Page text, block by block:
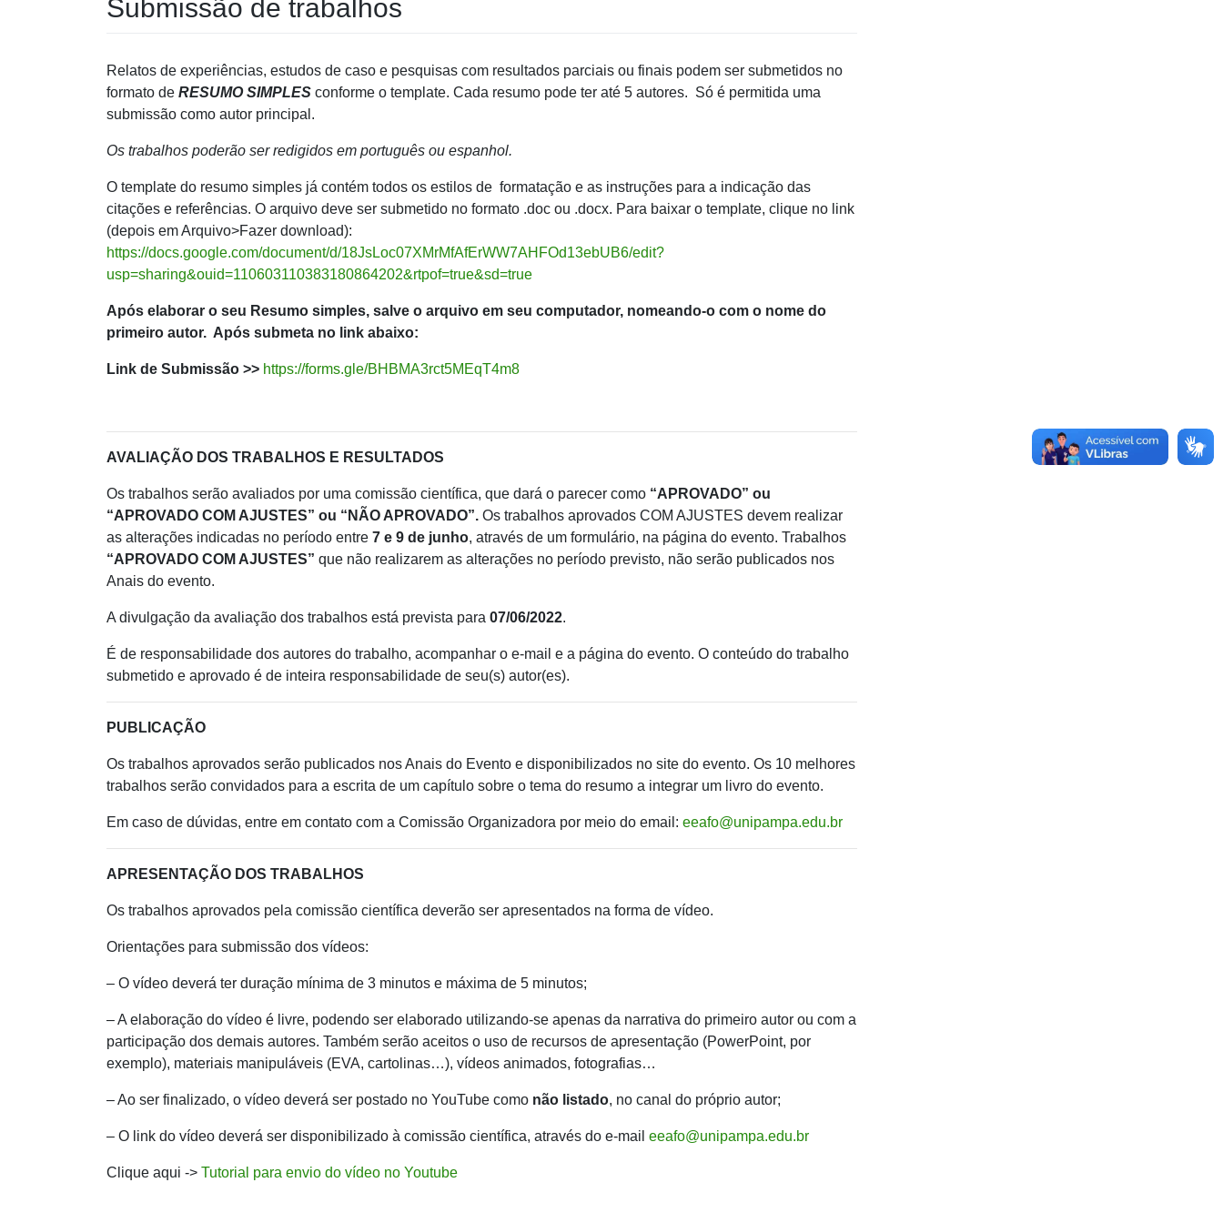
Submissão de trabalhos
Relatos de experiências, estudos de caso e pesquisas com resultados parciais ou finais podem ser submetidos no
formato de RESUMO SIMPLES conforme o template. Cada resumo pode ter até 5 autores. Só é permitida uma
submissão como autor principal.
Os trabalhos poderão ser redigidos em português ou espanhol.
O template do resumo simples já contém todos os estilos de formatação e as instruções para a indicação das
citações e referências. O arquivo deve ser submetido no formato .doc ou .docx. Para baixar o template, clique no link
(depois em Arquivo>Fazer download):
https://docs.google.com/document/d/18JsLoc07XMrMfAfErWW7AHFOd13ebUB6/edit?
usp=sharing&ouid=110603110383180864202&rtpof=true&sd=true
Após elaborar o seu Resumo simples, salve o arquivo em seu computador, nomeando-o com o nome do
primeiro autor. Após submeta no link abaixo:
Link de Submissão >> https://forms.gle/BHBMA3rct5MEqT4m8
AVALIAÇÃO DOS TRABALHOS E RESULTADOS
Os trabalhos serão avaliados por uma comissão científica, que dará o parecer como “APROVADO” ou
“APROVADO COM AJUSTES” ou “NÃO APROVADO”. Os trabalhos aprovados COM AJUSTES devem realizar
as alterações indicadas no período entre 7 e 9 de junho, através de um formulário, na página do evento. Trabalhos
“APROVADO COM AJUSTES” que não realizarem as alterações no período previsto, não serão publicados nos
Anais do evento.
A divulgação da avaliação dos trabalhos está prevista para 07/06/2022.
É de responsabilidade dos autores do trabalho, acompanhar o e-mail e a página do evento. O conteúdo do trabalho
submetido e aprovado é de inteira responsabilidade de seu(s) autor(es).
PUBLICAÇÃO
Os trabalhos aprovados serão publicados nos Anais do Evento e disponibilizados no site do evento. Os 10 melhores
trabalhos serão convidados para a escrita de um capítulo sobre o tema do resumo a integrar um livro do evento.
Em caso de dúvidas, entre em contato com a Comissão Organizadora por meio do email: eeafo@unipampa.edu.br
APRESENTAÇÃO DOS TRABALHOS
Os trabalhos aprovados pela comissão científica deverão ser apresentados na forma de vídeo.
Orientações para submissão dos vídeos:
– O vídeo deverá ter duração mínima de 3 minutos e máxima de 5 minutos;
– A elaboração do vídeo é livre, podendo ser elaborado utilizando-se apenas da narrativa do primeiro autor ou com a
participação dos demais autores. Também serão aceitos o uso de recursos de apresentação (PowerPoint, por
exemplo), materiais manipuláveis (EVA, cartolinas…), vídeos animados, fotografias…
– Ao ser finalizado, o vídeo deverá ser postado no YouTube como não listado, no canal do próprio autor;
– O link do vídeo deverá ser disponibilizado à comissão científica, através do e-mail eeafo@unipampa.edu.br
Clique aqui -> Tutorial para envio do vídeo no Youtube